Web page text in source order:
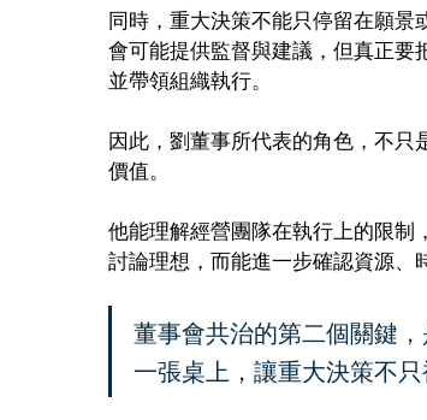
同時，重大決策不能只停留在願
會可能提供監督與建議，但真正要
並帶領組織執行。
因此，劉董事所代表的角色，不
價值。
他能理解經營團隊在執行上的限制
討論理想，而能進一步確認資源、
董事會共治的第二個關鍵
一張桌上，讓重大決策不